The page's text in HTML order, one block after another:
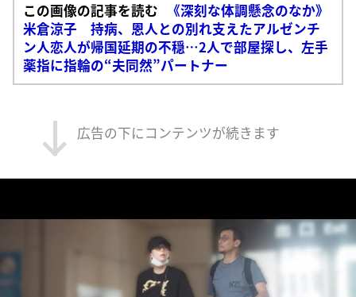
この画像の記事を読む
《深刻な体調懸念のなか》
米倉涼子 持病、恩人との別れ支えたアルゼンチ
ン人恋人が帰国延期の不穏…2人で部屋探し、左手
薬指に指輪の“夫同然”パートナー
広告の下にコンテンツが続きます